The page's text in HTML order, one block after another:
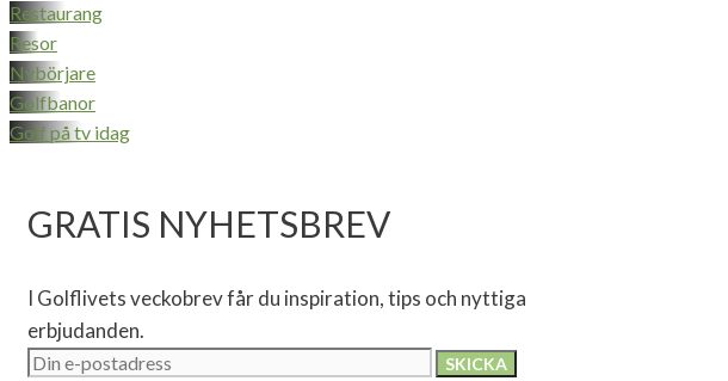
Restaurang
Resor
Nybörjare
Golfbanor
Golf på tv idag
GRATIS NYHETSBREV
I Golflivets veckobrev får du inspiration, tips och nyttiga
erbjudanden.